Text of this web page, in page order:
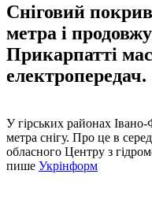
Сніговий
метра і
Прикарпатті
електропередач.
У гірських районах Івано-
метра снігу. Про це в
обласного Центру з
пише Укрінформ